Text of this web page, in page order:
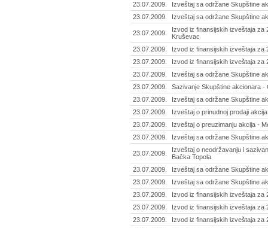
23.07.2009.
Izveštaj sa održane Skupštine
23.07.2009.
Izveštaj sa održane Skupštine
23.07.2009.
Izvod iz finansijskih izveštaja za
Kruševac
23.07.2009.
Izvod iz finansijskih izveštaja za
23.07.2009.
Izvod iz finansijskih izveštaja za
23.07.2009.
Izveštaj sa održane Skupštine
23.07.2009.
Sazivanje Skupštine akcionara -
23.07.2009.
Izveštaj sa održane Skupštine
23.07.2009.
Izveštaj o prinudnoj prodaji
23.07.2009.
Izveštaj o preuzimanju akcija -
23.07.2009.
Izveštaj sa održane Skupštine
23.07.2009.
Izveštaj o neodržavanju i
Bačka Topola
23.07.2009.
Izveštaj sa održane Skupštine
23.07.2009.
Izveštaj sa održane Skupštine
23.07.2009.
Izvod iz finansijskih izveštaja za
23.07.2009.
Izvod iz finansijskih izveštaja za
23.07.2009.
Izvod iz finansijskih izveštaja za